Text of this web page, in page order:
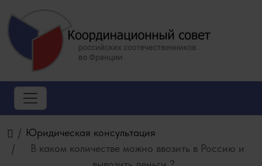
Юридическая консультация
В каком количестве можно ввозить в Россию и